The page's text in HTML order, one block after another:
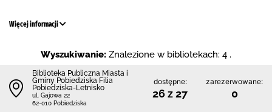
Więcej informacji
Wyszukiwanie: Znalezione w bibliotekach: 4 .
Biblioteka Publiczna Miasta i
Gminy Pobiedziska Filia
Pobiedziska-Letnisko
ul. Gajowa 22
62-010 Pobiedziska
dostępne:
26 z 27
zarezerwowane:
0